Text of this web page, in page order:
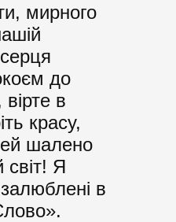
мирного
до
в
красу,
шалено
світ! Я
в